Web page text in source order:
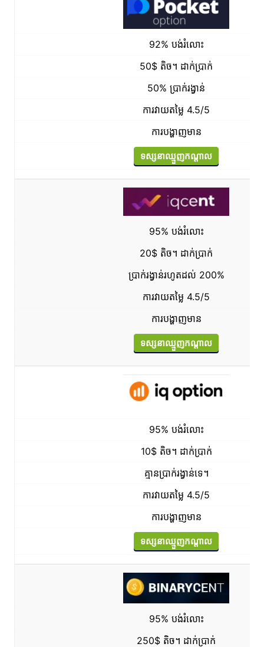
92% បង់រំលោះ
50$ តិច។ ដាក់ប្រាក់
50% ប្រាក់រង្វាន់
ការវាយតម្លៃ 4.5/5
ការបង្ហាញមាន
ទស្សនាឈ្មួញកណ្តាល
95% បង់រំលោះ
20$ តិច។ ដាក់ប្រាក់
ប្រាក់រង្វាន់រហូតដល់ 200%
ការវាយតម្លៃ 4.5/5
ការបង្ហាញមាន
ទស្សនាឈ្មួញកណ្តាល
95% បង់រំលោះ
10$ តិច។ ដាក់ប្រាក់
គ្មានប្រាក់រង្វាន់ទេ។
ការវាយតម្លៃ 4.5/5
ការបង្ហាញមាន
ទស្សនាឈ្មួញកណ្តាល
95% បង់រំលោះ
250$ តិច។ ដាក់ប្រាក់